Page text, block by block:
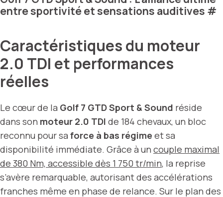
entre sportivité et sensations auditives #
Caractéristiques du moteur
2.0 TDI et performances
réelles
Le cœur de la Golf 7 GTD Sport & Sound réside
dans son moteur 2.0 TDI de 184 chevaux, un bloc
reconnu pour sa force à bas régime et sa
disponibilité immédiate. Grâce à un couple maximal
de 380 Nm, accessible dès 1 750 tr/min, la reprise
s’avère remarquable, autorisant des accélérations
franches même en phase de relance. Sur le plan des